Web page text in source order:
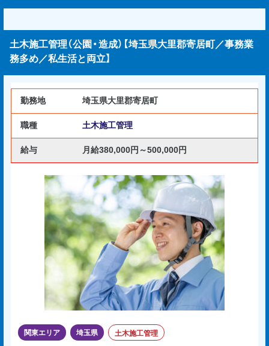
土木施工管理（公園・造成）【埼玉県大里郡寄居町／事務業
務多め／私生活と両立】
勤務地 埼玉県大里郡寄居町
職種 土木施工管理
給与 月給380,000円～500,000円
関東エリア 埼玉県 土木施工管理